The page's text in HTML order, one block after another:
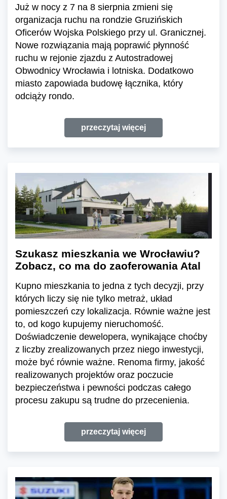
Już w nocy z 7 na 8 sierpnia zmieni się
organizacja ruchu na rondzie Gruzińskich
Oficerów Wojska Polskiego przy ul. Granicznej.
Nowe rozwiązania mają poprawić płynność
ruchu w rejonie zjazdu z Autostradowej
Obwodnicy Wrocławia i lotniska. Dodatkowo
miasto zapowiada budowę łącznika, który
odciąży rondo.
przeczytaj więcej
Szukasz mieszkania we Wrocławiu?
Zobacz, co ma do zaoferowania Atal
Kupno mieszkania to jedna z tych decyzji, przy
których liczy się nie tylko metraż, układ
pomieszczeń czy lokalizacja. Równie ważne jest
to, od kogo kupujemy nieruchomość.
Doświadczenie dewelopera, wynikające choćby
z liczby zrealizowanych przez niego inwestycji,
może być równie ważne. Renoma firmy, jakość
realizowanych projektów oraz poczucie
bezpieczeństwa i pewności podczas całego
procesu zakupu są trudne do przecenienia.
przeczytaj więcej